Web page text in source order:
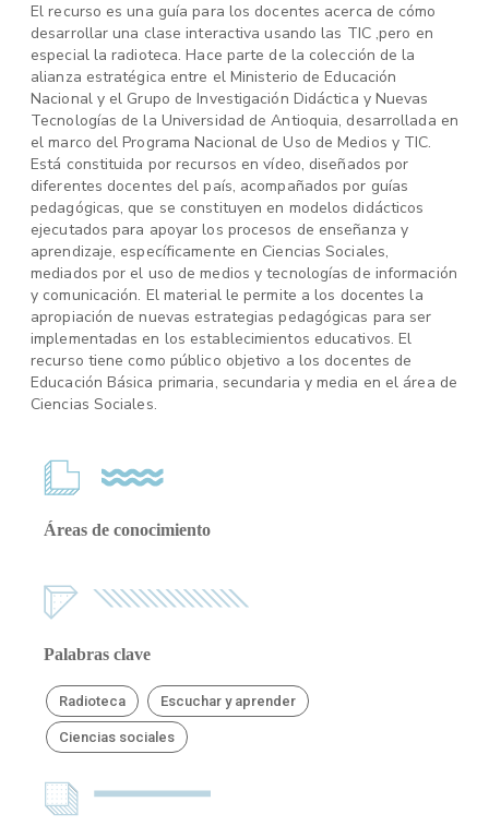
El recurso es una guía para los docentes acerca de cómo
desarrollar una clase interactiva usando las TIC ,pero en
especial la radioteca. Hace parte de la colección de la
alianza estratégica entre el Ministerio de Educación
Nacional y el Grupo de Investigación Didáctica y Nuevas
Tecnologías de la Universidad de Antioquia, desarrollada en
el marco del Programa Nacional de Uso de Medios y TIC.
Está constituida por recursos en vídeo, diseñados por
diferentes docentes del país, acompañados por guías
pedagógicas, que se constituyen en modelos didácticos
ejecutados para apoyar los procesos de enseñanza y
aprendizaje, específicamente en Ciencias Sociales,
mediados por el uso de medios y tecnologías de información
y comunicación. El material le permite a los docentes la
apropiación de nuevas estrategias pedagógicas para ser
implementadas en los establecimientos educativos. El
recurso tiene como público objetivo a los docentes de
Educación Básica primaria, secundaria y media en el área de
Ciencias Sociales.
Áreas de conocimiento
Palabras clave
Radioteca Escuchar y aprender
Ciencias sociales